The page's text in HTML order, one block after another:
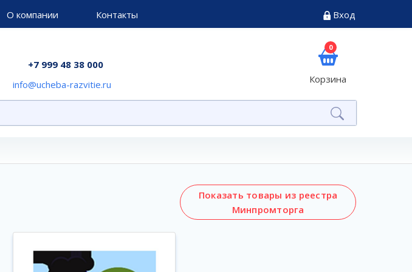
О компании Контакты Вход
+7 999 48 38 000
info@ucheba-razvitie.ru
0
Корзина
Показать товары из реестра
Минпромторга